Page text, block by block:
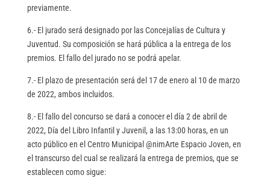
previamente.
6.- El jurado será designado por las Concejalías de Cultura y
Juventud. Su composición se hará pública a la entrega de los
premios. El fallo del jurado no se podrá apelar.
7.- El plazo de presentación será del 17 de enero al 10 de marzo
de 2022, ambos incluidos.
8.- El fallo del concurso se dará a conocer el día 2 de abril de
2022, Día del Libro Infantil y Juvenil, a las 13:00 horas, en un
acto público en el Centro Municipal @nimArte Espacio Joven, en
el transcurso del cual se realizará la entrega de premios, que se
establecen como sigue: